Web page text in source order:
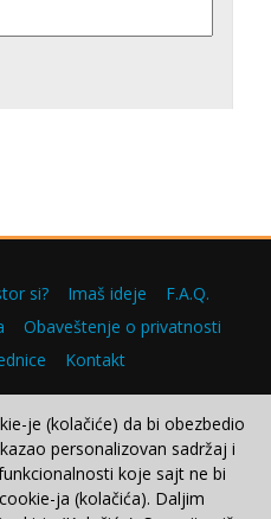
si? Imaš ideje
F.A.Q.
Obaveštenje o privatnosti
Kontakt
je (kolačiće) da bi obezbedio
personalizovan sadržaj i
koje sajt ne bi
ja (kolačića). Daljim